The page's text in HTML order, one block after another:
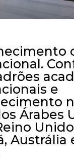
e
Árabes
Austrália